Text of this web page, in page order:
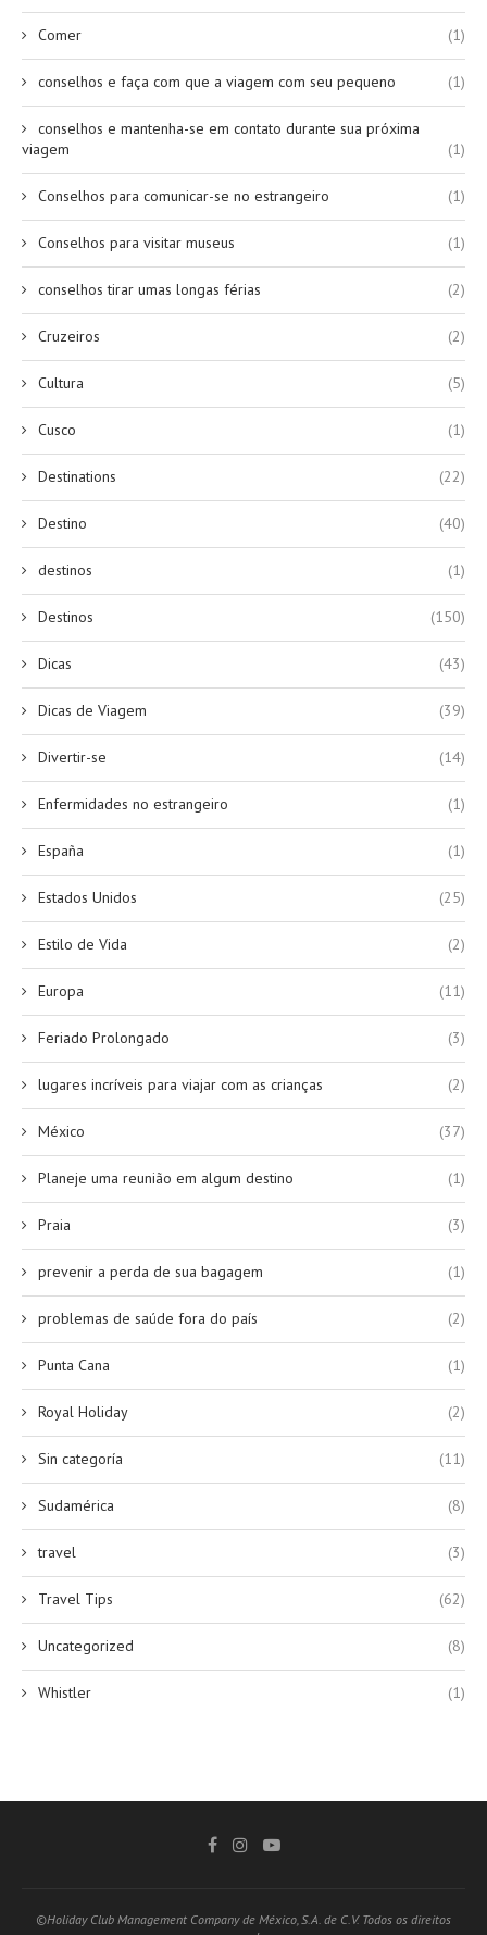
Comer (1)
conselhos e faça com que a viagem com seu pequeno (1)
conselhos e mantenha-se em contato durante sua próxima
viagem
(1)
Conselhos para comunicar-se no estrangeiro (1)
Conselhos para visitar museus (1)
conselhos tirar umas longas férias (2)
Cruzeiros (2)
Cultura (5)
Cusco (1)
Destinations (22)
Destino (40)
destinos (1)
Destinos (150)
Dicas (43)
Dicas de Viagem (39)
Divertir-se (14)
Enfermidades no estrangeiro (1)
España (1)
Estados Unidos (25)
Estilo de Vida (2)
Europa (11)
Feriado Prolongado (3)
lugares incríveis para viajar com as crianças (2)
México (37)
Planeje uma reunião em algum destino (1)
Praia (3)
prevenir a perda de sua bagagem (1)
problemas de saúde fora do país (2)
Punta Cana (1)
Royal Holiday (2)
Sin categoría (11)
Sudamérica (8)
travel (3)
Travel Tips (62)
Uncategorized (8)
Whistler (1)
©Holiday Club Management Company de México, S.A. de C.V. Todos os direitos